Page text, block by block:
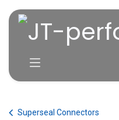
Superseal Connectors